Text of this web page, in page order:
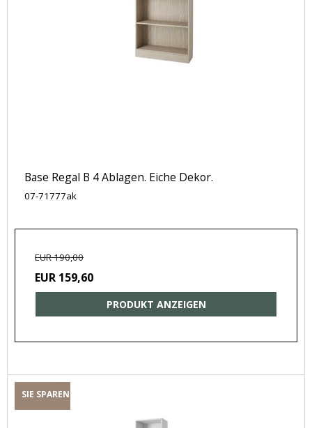
Base Regal B 4 Ablagen. Eiche Dekor.
07-71777ak
EUR 190,00
EUR 159,60
PRODUKT ANZEIGEN
SIE SPAREN